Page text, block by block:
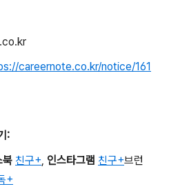
careernote.co.kr/notice/161
:
북 친구+, 인스타그램 친구+브런
+